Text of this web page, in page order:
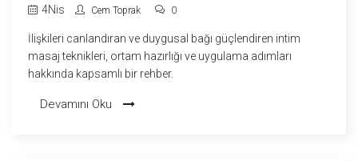
UYGULAMA
4Nis Cem Toprak 0
İlişkileri canlandıran ve duygusal bağı güçlendiren intim
masaj teknikleri, ortam hazırlığı ve uygulama adımları
hakkında kapsamlı bir rehber.
Devamını Oku